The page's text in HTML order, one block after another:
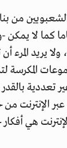
من
كما لا يمكن -
يريد المرء
المكرسة
تعددية بالقدر
الإنترنت
هي